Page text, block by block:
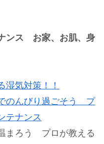
ンス お家、お肌、身
湿気対策！！
のんびり過ごそう プ
テナンス
まろう プロが教える